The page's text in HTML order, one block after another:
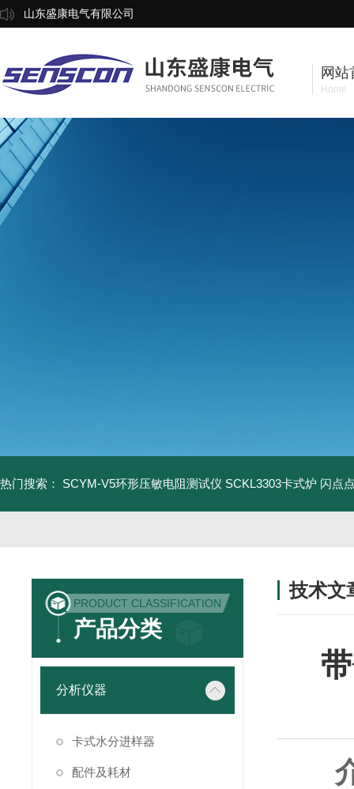
山东盛康电气有限公司
网站
Home
热门搜索： SCYM-V5环形压敏电阻测试仪 SCKL3303卡式炉 闪点
PRODUCT CLASSIFICATION
产品分类
分析仪器
卡式水分进样器
配件及耗材
技术文